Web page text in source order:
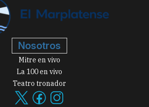
Nosotros
Mitre en vivo
La 100 en vivo
Teatro tronador